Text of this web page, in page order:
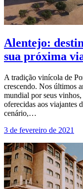
Alentejo:
sua próxima
A tradição vinícola de
crescendo. Nos últimos
mundial por seus
oferecidas aos viajantes
cenário,…
3 de fevereiro de 2021